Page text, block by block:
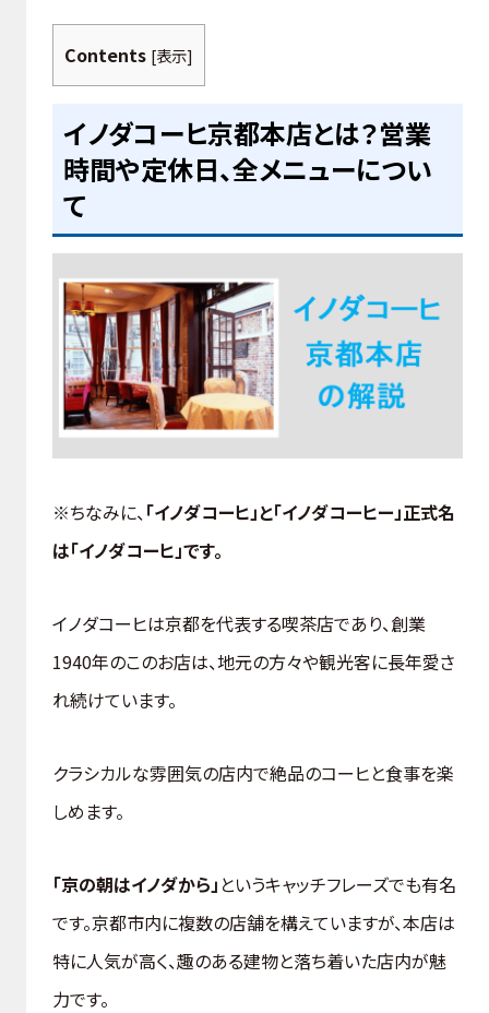
Contents [表示]
イノダコーヒ京都本店とは？営業
時間や定休日、全メニューについ
て
※ちなみに、 「イノダコーヒ」と「イノダコーヒー」正式名
は「イノダコーヒ」です。
イノダコーヒは京都を代表する喫茶店であり、創業
1940年のこのお店は、地元の方々や観光客に長年愛さ
れ続けています。
クラシカルな雰囲気の店内で絶品のコーヒと食事を楽
しめます。
「京の朝はイノダから」 というキャッチフレーズでも有名
です。京都市内に複数の店舗を構えていますが、本店は
特に人気が高く、趣のある建物と落ち着いた店内が魅
力です。